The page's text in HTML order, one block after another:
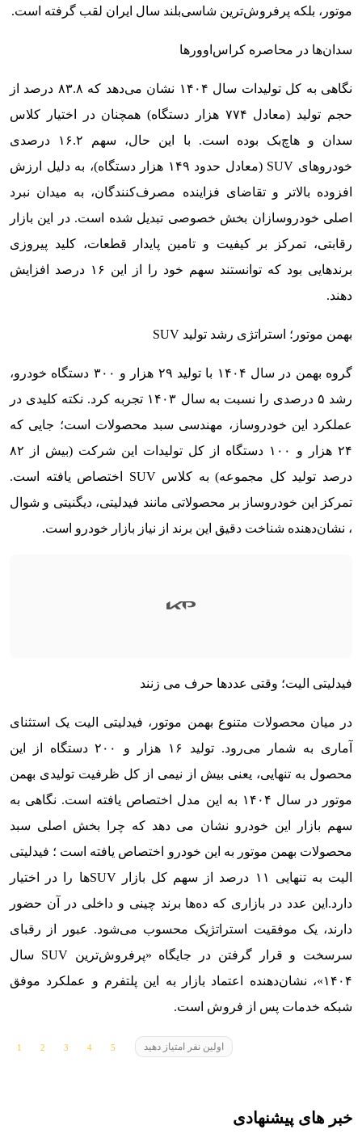
موتور، بلکه پرفروش‌ترین شاسی‌بلند سال ایران لقب گرفته است.
سدان‌ها در محاصره کراس‌اوورها
نگاهی به کل تولیدات سال ۱۴۰۴ نشان می‌دهد که ۸۳.۸ درصد از
حجم تولید (معادل ۷۷۴ هزار دستگاه) همچنان در اختیار کلاس
سدان و هاچ‌بک بوده است. با این حال، سهم ۱۶.۲ درصدی
خودروهای SUV (معادل حدود ۱۴۹ هزار دستگاه)، به دلیل ارزش
افزوده بالاتر و تقاضای فزاینده مصرف‌کنندگان، به میدان نبرد
اصلی خودروسازان بخش خصوصی تبدیل شده است. در این بازار
رقابتی، تمرکز بر کیفیت و تامین پایدار قطعات، کلید پیروزی
برندهایی بود که توانستند سهم خود را از این ۱۶ درصد افزایش
دهند.
بهمن موتور؛ استراتژی رشد تولید SUV
گروه بهمن در سال ۱۴۰۴ با تولید ۲۹ هزار و ۳۰۰ دستگاه خودرو،
رشد ۵ درصدی را نسبت به سال ۱۴۰۳ تجربه کرد. نکته کلیدی در
عملکرد این خودروساز، مهندسی سبد محصولات است؛ جایی که
۲۴ هزار و ۱۰۰ دستگاه از کل تولیدات این شرکت (بیش از ۸۲
درصد تولید کل مجموعه) به کلاس SUV اختصاص یافته است.
تمرکز این خودروساز بر محصولاتی مانند فیدلیتی، دیگنیتی و شوال
، نشان‌دهنده شناخت دقیق این برند از نیاز بازار خودرو است.
فیدلیتی الیت؛ وقتی عددها حرف می زنند
در میان محصولات متنوع بهمن موتور، فیدلیتی الیت یک استثنای
آماری به شمار می‌رود. تولید ۱۶ هزار و ۲۰۰ دستگاه از این
محصول به تنهایی، یعنی بیش از نیمی از کل ظرفیت تولیدی بهمن
موتور در سال ۱۴۰۴ به این مدل اختصاص یافته است. نگاهی به
سهم بازار این خودرو نشان می دهد که چرا بخش اصلی سبد
محصولات بهمن موتور به این خودرو اختصاص یافته است ؛ فیدلیتی
الیت به تنهایی ۱۱ درصد از سهم کل بازار SUVها را در اختیار
دارد. این عدد در بازاری که ده‌ها برند چینی و داخلی در آن حضور
دارند، یک موفقیت استراتژیک محسوب می‌شود. عبور از رقبای
سرسخت و قرار گرفتن در جایگاه «پرفروش‌ترین SUV سال
۱۴۰۴»، نشان‌دهنده اعتماد بازار به این پلتفرم و عملکرد موفق
شبکه خدمات پس از فروش است.
اولین نفر امتیاز دهید
خبر های پیشنهادی